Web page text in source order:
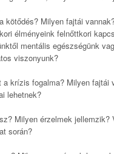
kötődés? Milyen fajtái
élményeink felnőttkori
mentális egészségünk
viszonyunk?
a krízis fogalma? Milyen fajtái
lehetnek?
Milyen érzelmek jellemzik?
során?